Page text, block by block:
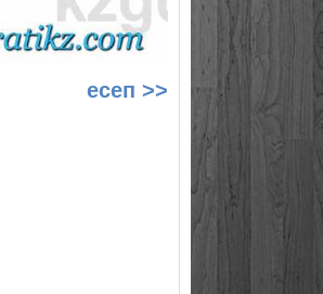
есеп >>